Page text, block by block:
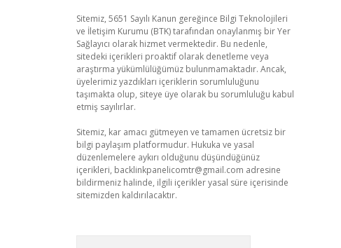
Sitemiz, 5651 Sayılı Kanun gereğince Bilgi Teknolojileri
ve İletişim Kurumu (BTK) tarafından onaylanmış bir Yer
Sağlayıcı olarak hizmet vermektedir. Bu nedenle,
sitedeki içerikleri proaktif olarak denetleme veya
araştırma yükümlülüğümüz bulunmamaktadır. Ancak,
üyelerimiz yazdıkları içeriklerin sorumluluğunu
taşımakta olup, siteye üye olarak bu sorumluluğu kabul
etmiş sayılırlar.
Sitemiz, kar amacı gütmeyen ve tamamen ücretsiz bir
bilgi paylaşım platformudur. Hukuka ve yasal
düzenlemelere aykırı olduğunu düşündüğünüz
içerikleri, backlinkpanelicomtr@gmail.com adresine
bildirmeniz halinde, ilgili içerikler yasal süre içerisinde
sitemizden kaldırılacaktır.